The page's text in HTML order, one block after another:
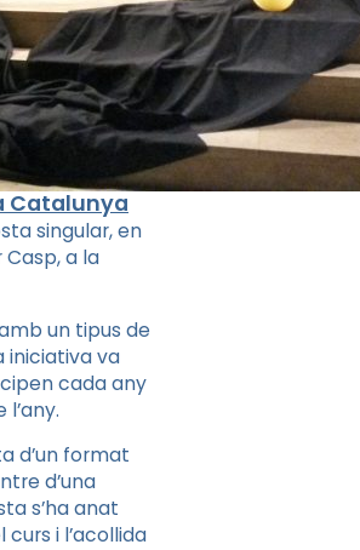
Catalunya
singular, en
Casp, a la
un tipus de
iniciativa va
cada any
d’un format
d’una
s’ha anat
i l’acollida